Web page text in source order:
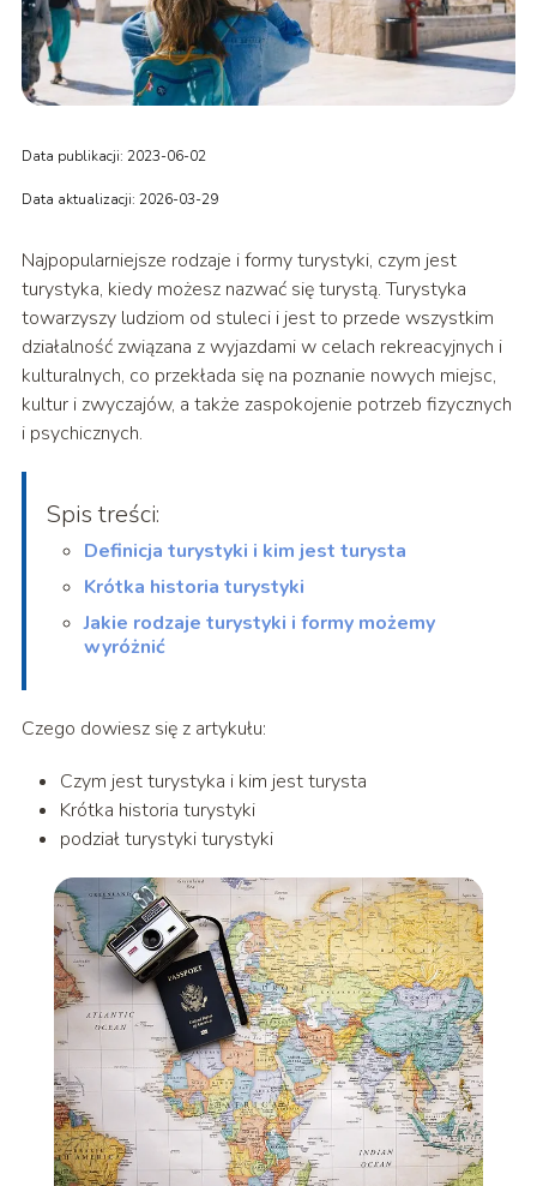
Data publikacji: 2023-06-02
Data aktualizacji: 2026-03-29
Najpopularniejsze rodzaje i formy turystyki, czym jest
turystyka, kiedy możesz nazwać się turystą. Turystyka
towarzyszy ludziom od stuleci i jest to przede wszystkim
działalność związana z wyjazdami w celach rekreacyjnych i
kulturalnych, co przekłada się na poznanie nowych miejsc,
kultur i zwyczajów, a także zaspokojenie potrzeb fizycznych
i psychicznych.
Spis treści:
Definicja turystyki i kim jest turysta
Krótka historia turystyki
Jakie rodzaje turystyki i formy możemy
wyróżnić
Czego dowiesz się z artykułu:
Czym jest turystyka i kim jest turysta
Krótka historia turystyki
podział turystyki turystyki